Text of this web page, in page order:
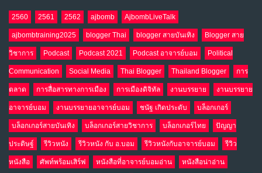
NO COMMENTS
10 อินโดนีเซีย กับเกมอำนาจที่มองไม่เห็น
เม.ย. 19, 2026
NO COMMENTS
2560 2561 2562 ajbomb AjbombLiveTalk
ajbombtraining2025 blogger Thai blogger สายบันเทิง Blogger สาย
วิชาการ Podcast Podcast 2021 Podcast อาจารย์บอม Political
Communication Social Media Thai Blogger Thailand Blogger การ
ตลาด การสื่อสารทางการเมือง การเมืองดิจิทัล งานบรรยาย งานบรรยาย
อาจารย์บอม งานบรรยายอาจารย์บอม ชนัฐ เกิดประดับ บล็อกเกอร์
บล็อกเกอร์สายบันเทิง บล็อกเกอร์สายวิชาการ บล็อกเกอร์ไทย ปัญญา
ประดิษฐ์ รีวิวหนัง รีวิวหนัง กับ อ.บอม รีวิวหนังกับอาจารย์บอม รีวิว
หนังสือ ศัพท์พร้อมเสิร์ฟ หนังสือที่อาจารย์บอมอ่าน หนังสือน่าอ่าน